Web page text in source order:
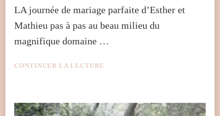
LA journée de mariage parfaite d’Esther et
Mathieu pas à pas au beau milieu du
magnifique domaine …
CONTINUER LA LECTURE